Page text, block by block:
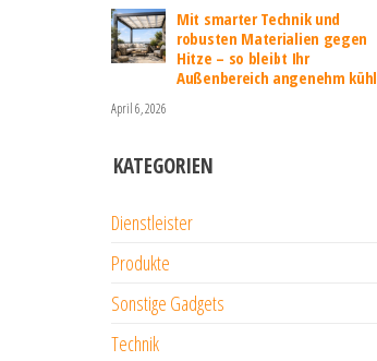
Mit smarter Technik und
robusten Materialien gegen
Hitze – so bleibt Ihr
Außenbereich angenehm kühl
April 6, 2026
KATEGORIEN
Dienstleister
Produkte
Sonstige Gadgets
Technik